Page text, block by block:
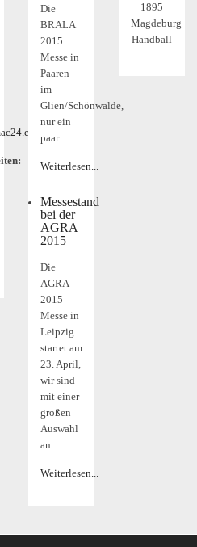
Die
BRALA
2015
Messe in
Paaren
im
Glien/Schönwalde,
nur ein
paar...
Weiterlesen...
Messestand
bei der
AGRA
2015
Die
AGRA
2015
Messe in
Leipzig
startet am
23. April,
wir sind
mit einer
großen
Auswahl
an...
Weiterlesen...
1895
Magdeburg
Handball